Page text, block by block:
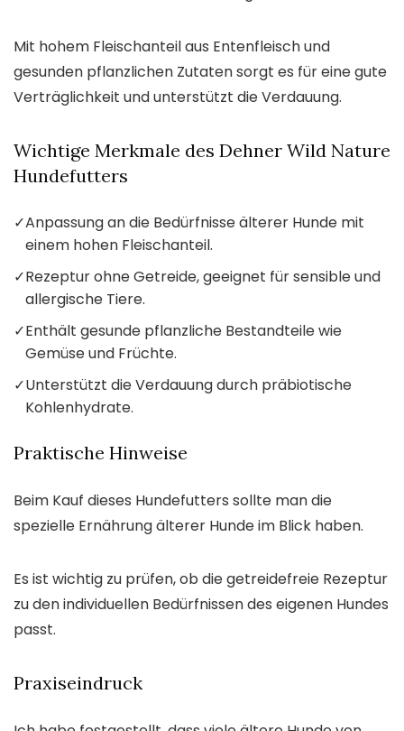
Mit hohem Fleischanteil aus Entenfleisch und
gesunden pflanzlichen Zutaten sorgt es für eine gute
Verträglichkeit und unterstützt die Verdauung.
Wichtige Merkmale des Dehner Wild Nature
Hundefutters
✓Anpassung an die Bedürfnisse älterer Hunde mit
einem hohen Fleischanteil.
✓Rezeptur ohne Getreide, geeignet für sensible und
allergische Tiere.
✓Enthält gesunde pflanzliche Bestandteile wie
Gemüse und Früchte.
✓Unterstützt die Verdauung durch präbiotische
Kohlenhydrate.
Praktische Hinweise
Beim Kauf dieses Hundefutters sollte man die
spezielle Ernährung älterer Hunde im Blick haben.
Es ist wichtig zu prüfen, ob die getreidefreie Rezeptur
zu den individuellen Bedürfnissen des eigenen Hundes
passt.
Praxiseindruck